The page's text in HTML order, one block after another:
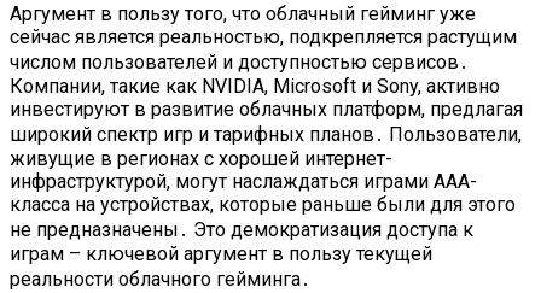
Аргумент в пользу того, что облачный гейминг уже
сейчас является реальностью, подкрепляется растущим
числом пользователей и доступностью сервисов․
Компании, такие как NVIDIA, Microsoft и Sony, активно
инвестируют в развитие облачных платформ, предлагая
широкий спектр игр и тарифных планов․ Пользователи,
живущие в регионах с хорошей интернет-
инфраструктурой, могут наслаждаться играми ААА-
класса на устройствах, которые раньше были для этого
не предназначены․ Это демократизация доступа к
играм – ключевой аргумент в пользу текущей
реальности облачного гейминга․